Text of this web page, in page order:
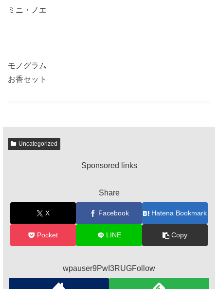
ミニ・ノエ
モノグラム
お香セット
Uncategorized
Sponsored links
Share
X Facebook Hatena Bookmark
Pocket LINE Copy
wpauser9PwI3RUGFollow